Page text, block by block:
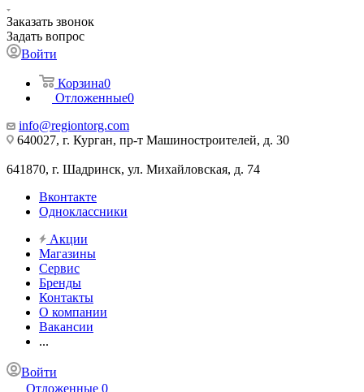
Заказать звонок
Задать вопрос
Войти
Корзина0
Отложенные0
info@regiontorg.com
640027, г. Курган, пр-т Машиностроителей, д. 30
641870, г. Шадринск, ул. Михайловская, д. 74
Вконтакте
Одноклассники
Акции
Магазины
Сервис
Бренды
Контакты
О компании
Вакансии
...
Войти
Отложенные 0